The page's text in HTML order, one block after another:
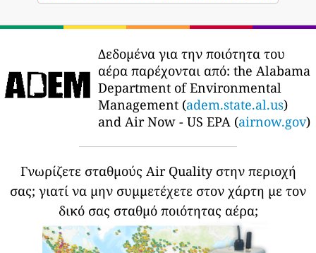
Δεδομένα για την ποιότητα του
αέρα παρέχονται από: the Alabama
Department of Environmental
Management (adem.state.al.us)
and Air Now - US EPA (airnow.gov)
Γνωρίζετε σταθμούς Air Quality στην περιοχή
σας; γιατί να μην συμμετέχετε στον χάρτη με τον
δικό σας σταθμό ποιότητας αέρα;